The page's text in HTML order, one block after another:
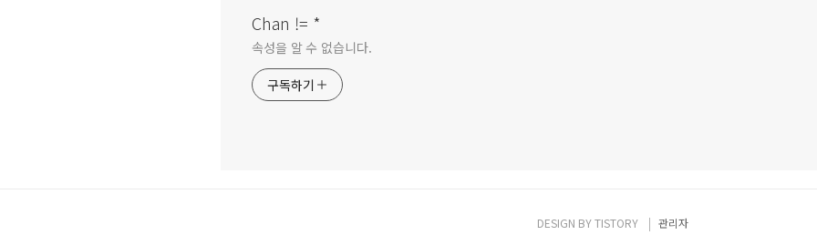
Chan != *
속성을 알 수 없습니다.
구독하기
DESIGN BYTISTORY 관리자